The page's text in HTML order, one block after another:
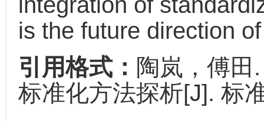
is the future direction
引用格式： 陶岚，傅田
标准化方法探析[J]. 标